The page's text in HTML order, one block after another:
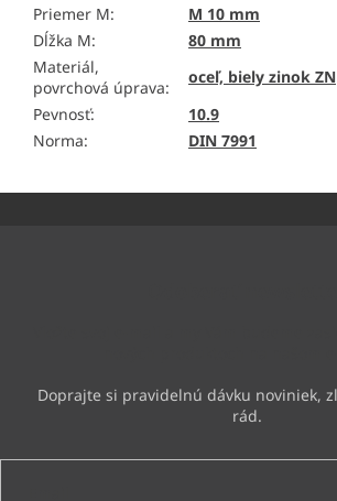
Priemer M:
M 10 mm
Dĺžka M:
80 mm
Materiál,
povrchová úprava:
oceľ, biely zinok ZN
Pevnosť:
10.9
Norma: DIN 7991